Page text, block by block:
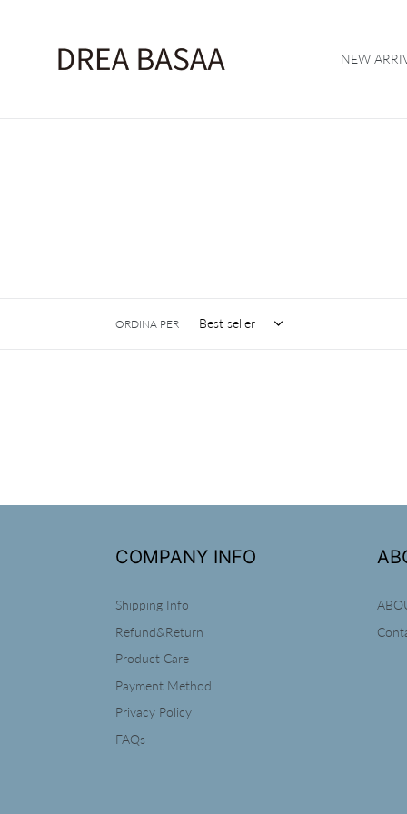
NEW
ORDINA PER
COMPANY INFO
Shipping Info
Refund&Return
Product Care
Payment Method
Privacy Policy
FAQs